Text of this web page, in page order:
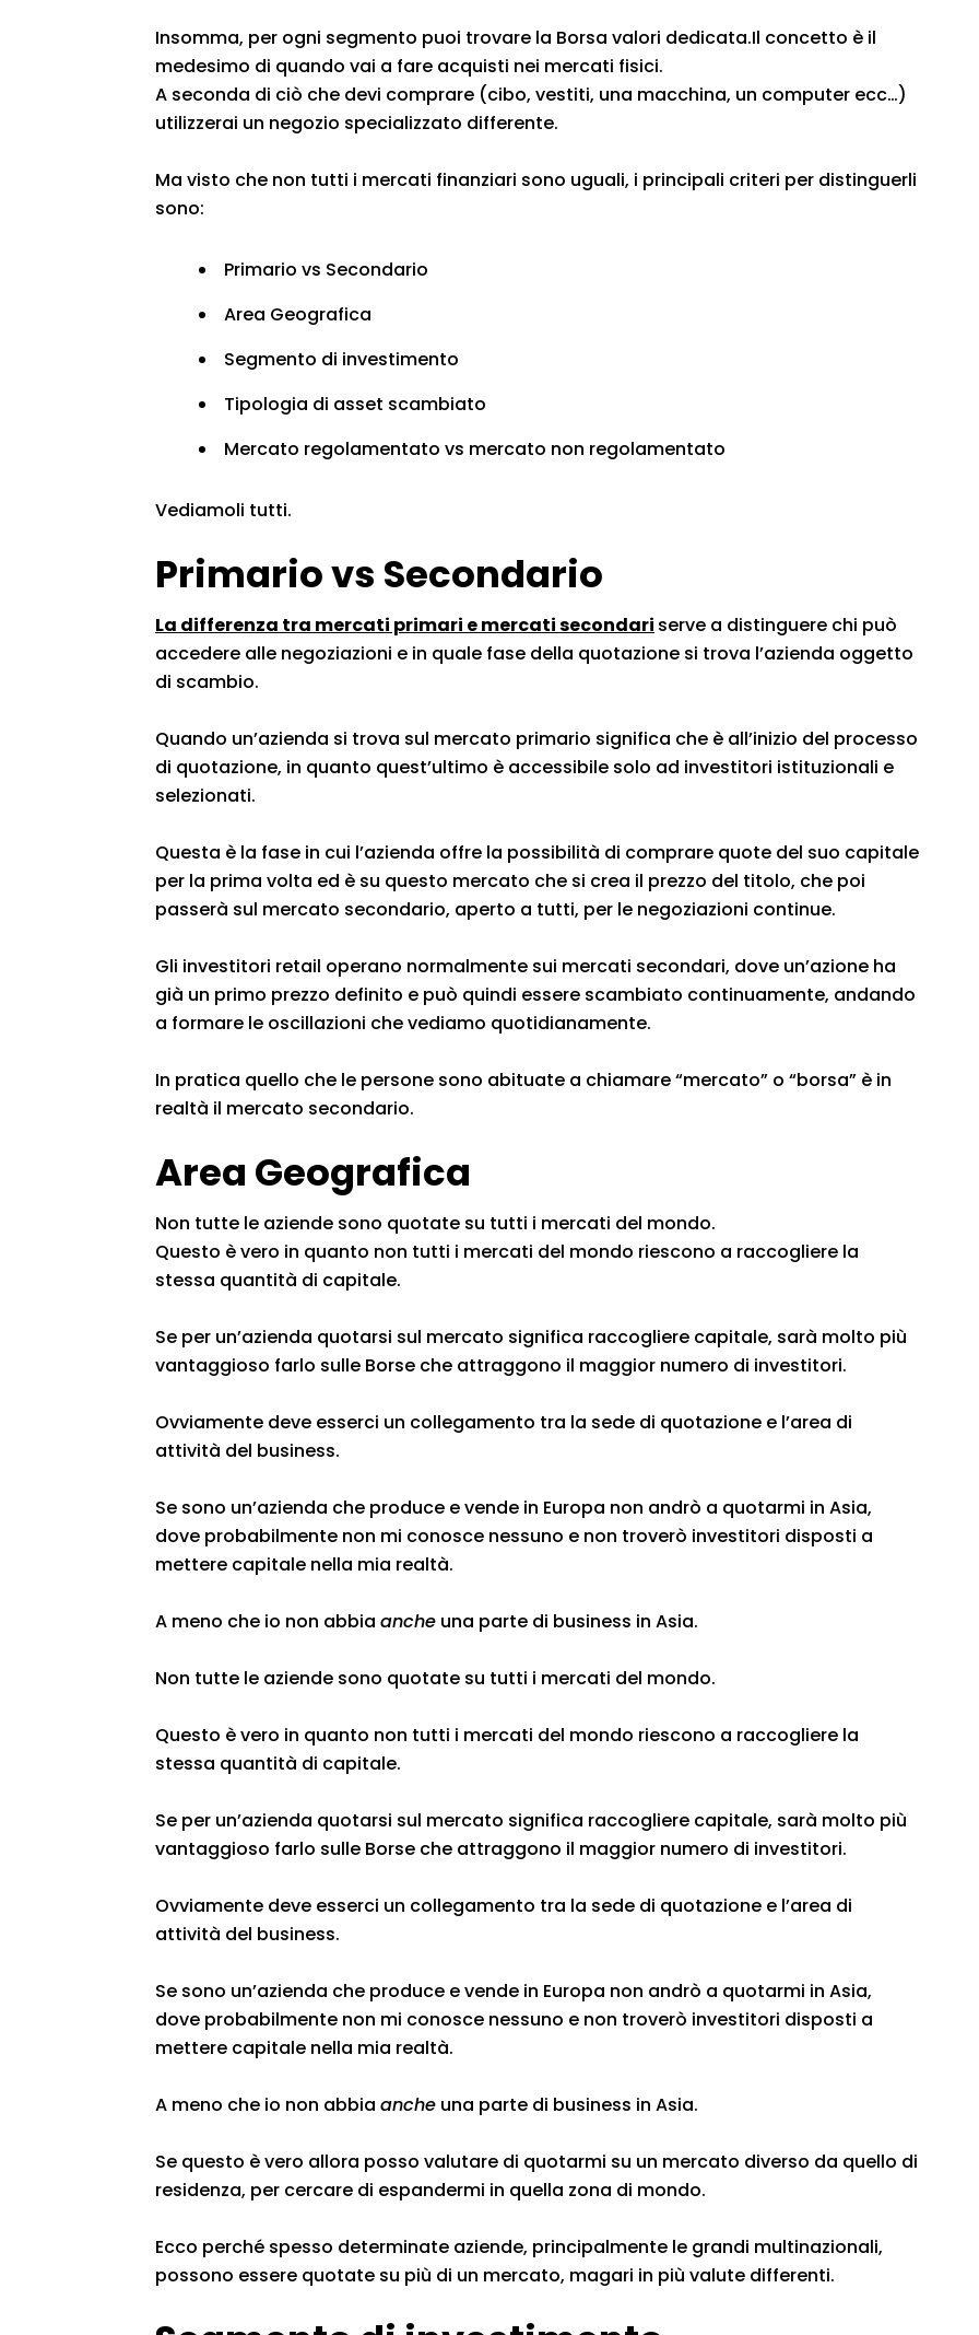
Insomma, per ogni segmento puoi trovare la Borsa valori dedicata.Il concetto è il
medesimo di quando vai a fare acquisti nei mercati fisici.
A seconda di ciò che devi comprare (cibo, vestiti, una macchina, un computer ecc…)
utilizzerai un negozio specializzato differente.
Ma visto che non tutti i mercati finanziari sono uguali, i principali criteri per distinguerli
sono:
Primario vs Secondario
Area Geografica
Segmento di investimento
Tipologia di asset scambiato
Mercato regolamentato vs mercato non regolamentato
Vediamoli tutti.
Primario vs Secondario
La differenza tra mercati primari e mercati secondari serve a distinguere chi può
accedere alle negoziazioni e in quale fase della quotazione si trova l’azienda oggetto
di scambio.
Quando un’azienda si trova sul mercato primario significa che è all’inizio del processo
di quotazione, in quanto quest’ultimo è accessibile solo ad investitori istituzionali e
selezionati.
Questa è la fase in cui l’azienda offre la possibilità di comprare quote del suo capitale
per la prima volta ed è su questo mercato che si crea il prezzo del titolo, che poi
passerà sul mercato secondario, aperto a tutti, per le negoziazioni continue.
Gli investitori retail operano normalmente sui mercati secondari, dove un’azione ha
già un primo prezzo definito e può quindi essere scambiato continuamente, andando
a formare le oscillazioni che vediamo quotidianamente.
In pratica quello che le persone sono abituate a chiamare “mercato” o “borsa” è in
realtà il mercato secondario.
Area Geografica
Non tutte le aziende sono quotate su tutti i mercati del mondo.
Questo è vero in quanto non tutti i mercati del mondo riescono a raccogliere la
stessa quantità di capitale.
Se per un’azienda quotarsi sul mercato significa raccogliere capitale, sarà molto più
vantaggioso farlo sulle Borse che attraggono il maggior numero di investitori.
Ovviamente deve esserci un collegamento tra la sede di quotazione e l’area di
attività del business.
Se sono un’azienda che produce e vende in Europa non andrò a quotarmi in Asia,
dove probabilmente non mi conosce nessuno e non troverò investitori disposti a
mettere capitale nella mia realtà.
A meno che io non abbia anche una parte di business in Asia.
Non tutte le aziende sono quotate su tutti i mercati del mondo.
Questo è vero in quanto non tutti i mercati del mondo riescono a raccogliere la
stessa quantità di capitale.
Se per un’azienda quotarsi sul mercato significa raccogliere capitale, sarà molto più
vantaggioso farlo sulle Borse che attraggono il maggior numero di investitori.
Ovviamente deve esserci un collegamento tra la sede di quotazione e l’area di
attività del business.
Se sono un’azienda che produce e vende in Europa non andrò a quotarmi in Asia,
dove probabilmente non mi conosce nessuno e non troverò investitori disposti a
mettere capitale nella mia realtà.
A meno che io non abbia anche una parte di business in Asia.
Se questo è vero allora posso valutare di quotarmi su un mercato diverso da quello di
residenza, per cercare di espandermi in quella zona di mondo.
Ecco perché spesso determinate aziende, principalmente le grandi multinazionali,
possono essere quotate su più di un mercato, magari in più valute differenti.